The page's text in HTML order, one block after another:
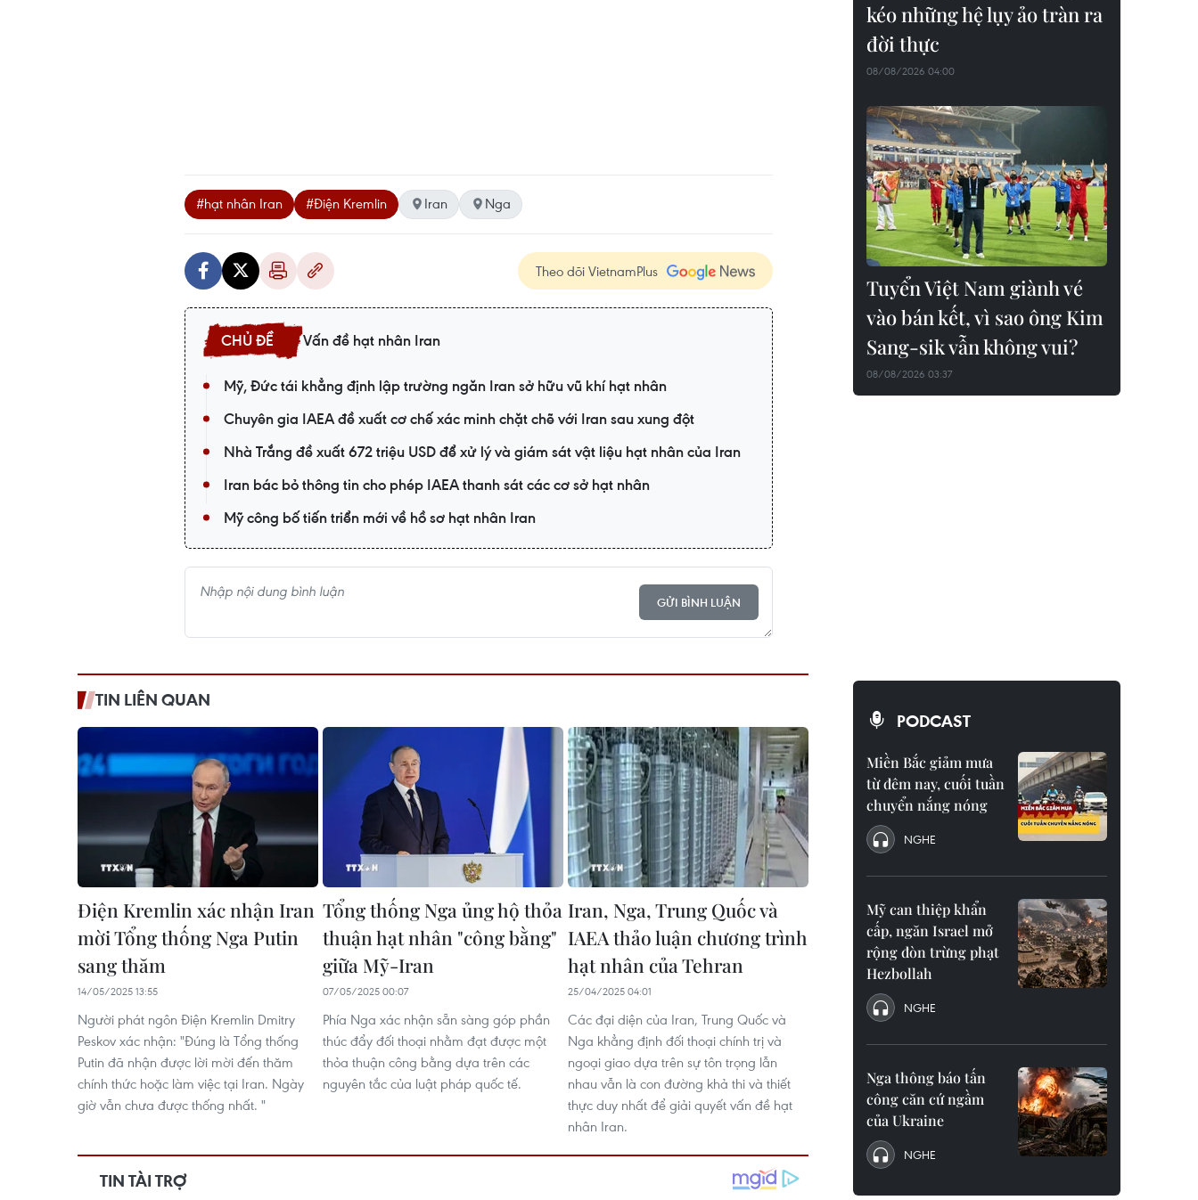
#hạt nhân Iran #Điện Kremlin Iran Nga
Theo dõi VietnamPlus
Vấn đề hạt nhân Iran
Mỹ, Đức tái khẳng định lập trường ngăn Iran sở hữu vũ khí hạt nhân
Chuyên gia IAEA đề xuất cơ chế xác minh chặt chẽ với Iran sau xung đột
Nhà Trắng đề xuất 672 triệu USD để xử lý và giám sát vật liệu hạt nhân của Iran
Iran bác bỏ thông tin cho phép IAEA thanh sát các cơ sở hạt nhân
Mỹ công bố tiến triển mới về hồ sơ hạt nhân Iran
GỬI BÌNH LUẬN
TIN LIÊN QUAN
Điện Kremlin xác nhận Iran
mời Tổng thống Nga Putin
sang thăm
14/05/2025 13:55
Người phát ngôn Điện Kremlin Dmitry
Peskov xác nhận: "Đúng là Tổng thống
Putin đã nhận được lời mời đến thăm
chính thức hoặc làm việc tại Iran. Ngày
giờ vẫn chưa được thống nhất. "
Tổng thống Nga ủng hộ thỏa
thuận hạt nhân "công bằng"
giữa Mỹ-Iran
07/05/2025 00:07
Phía Nga xác nhận sẵn sàng góp phần
thúc đẩy đối thoại nhằm đạt được một
thỏa thuận công bằng dựa trên các
nguyên tắc của luật pháp quốc tế.
Iran, Nga, Trung Quốc và
IAEA thảo luận chương trình
hạt nhân của Tehran
25/04/2025 04:01
Các đại diện của Iran, Trung Quốc và
Nga khẳng định đối thoại chính trị và
ngoại giao dựa trên sự tôn trọng lẫn
nhau vẫn là con đường khả thi và thiết
thực duy nhất để giải quyết vấn đề hạt
nhân Iran.
kéo những hệ lụy ảo tràn ra
đời thực
08/08/2026 04:00
Tuyển Việt Nam giành vé
vào bán kết, vì sao ông Kim
Sang-sik vẫn không vui?
08/08/2026 03:37
PODCAST
Miền Bắc giảm mưa
từ đêm nay, cuối tuần
chuyển nắng nóng
NGHE
Mỹ can thiệp khẩn
cấp, ngăn Israel mở
rộng đòn trừng phạt
Hezbollah
NGHE
Nga thông báo tấn
công căn cứ ngầm
của Ukraine
NGHE